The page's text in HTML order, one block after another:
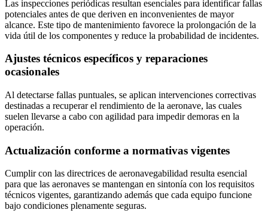
Las inspecciones periódicas resultan esenciales para identificar fallas
potenciales antes de que deriven en inconvenientes de mayor
alcance. Este tipo de mantenimiento favorece la prolongación de la
vida útil de los componentes y reduce la probabilidad de incidentes.
Ajustes técnicos específicos y reparaciones
ocasionales
Al detectarse fallas puntuales, se aplican intervenciones correctivas
destinadas a recuperar el rendimiento de la aeronave, las cuales
suelen llevarse a cabo con agilidad para impedir demoras en la
operación.
Actualización conforme a normativas vigentes
Cumplir con las directrices de aeronavegabilidad resulta esencial
para que las aeronaves se mantengan en sintonía con los requisitos
técnicos vigentes, garantizando además que cada equipo funcione
bajo condiciones plenamente seguras.